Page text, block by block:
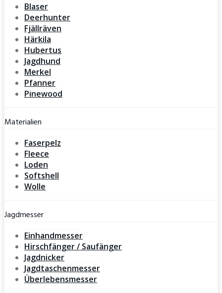
Blaser
Deerhunter
Fjällräven
Härkila
Hubertus
Jagdhund
Merkel
Pfanner
Pinewood
Materialien
Faserpelz
Fleece
Loden
Softshell
Wolle
Jagdmesser
Einhandmesser
Hirschfänger / Saufänger
Jagdnicker
Jagdtaschenmesser
Überlebensmesser